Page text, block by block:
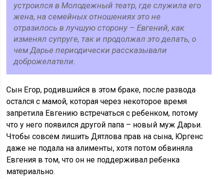
устроился в Молодежный театр, где служила его
жена, на семейных отношениях это не
отразилось в лучшую сторону – Евгений, как
изменял супруге, так и продолжал это делать, о
чем Дарье периодически рассказывали
доброжелатели.
Сын Егор, родившийся в этом браке, после развода
остался с мамой, которая через некоторое время
запретила Евгению встречаться с ребенком, потому
что у него появился другой папа – новый муж Дарьи.
Чтобы совсем лишить Дятлова прав на сына, Юргенс
даже не подала на алименты, хотя потом обвиняла
Евгения в том, что он не поддерживал ребенка
материально.